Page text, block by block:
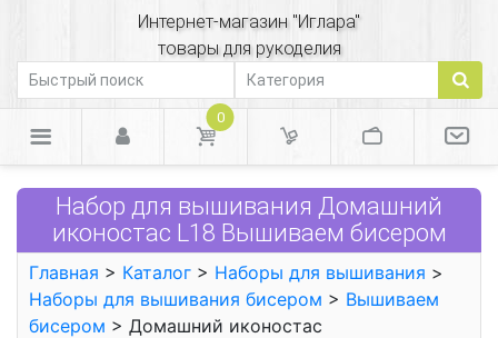
Интернет-магазин "Иглара"
товары для рукоделия
0
Набор для вышивания Домашний
иконостас L18 Вышиваем бисером
Главная > Каталог > Наборы для вышивания >
Наборы для вышивания бисером > Вышиваем
бисером > Домашний иконостас